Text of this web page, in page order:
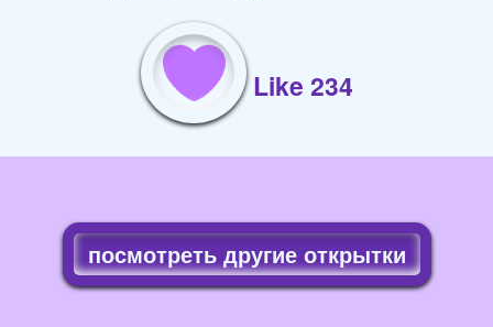
Like 234
посмотреть другие открытки